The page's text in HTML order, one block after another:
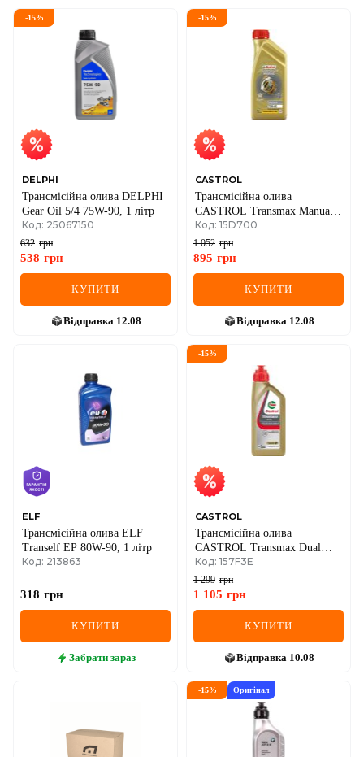
-15%
DELPHI
Трансмісійна олива DELPHI
Gear Oil 5/4 75W-90, 1 літр
Код: 25067150
632 грн
538 грн
КУПИТИ
Відправка 12.08
-15%
CASTROL
Трансмісійна олива
CASTROL Transmax Manual
Transaxle 75W-90, 1 літр
Код: 15D700
1 052 грн
895 грн
КУПИТИ
Відправка 12.08
ELF
Трансмісійна олива ELF
Tranself EP 80W-90, 1 літр
Код: 213863
318 грн
КУПИТИ
Забрати зараз
-15%
CASTROL
Трансмісійна олива
CASTROL Transmax Dual
75W, 1 літр
Код: 157F3E
1 299 грн
1 105 грн
КУПИТИ
Відправка 10.08
-15% Оригінал